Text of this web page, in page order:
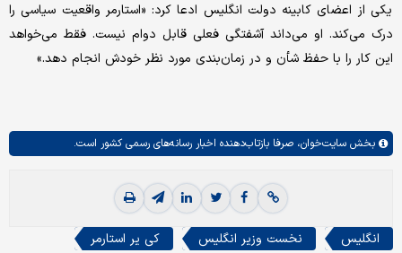
یکی از اعضای کابینه دولت انگلیس ادعا کرد: «استارمر واقعیت سیاسی را
درک می‌کند. او می‌داند آشفتگی فعلی قابل دوام نیست. فقط می‌خواهد
این کار را با حفظ شأن و در زمان‌بندی مورد نظر خودش انجام دهد.»
بخش سایت‌خوان، صرفا بازتاب‌دهنده اخبار رسانه‌های رسمی کشور است.
انگلیس نخست وزیر انگلیس کی یر استارمر